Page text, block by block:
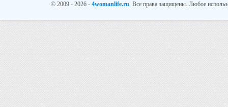
© 2009 - 2026 -4womanlife.ru. Все права защищены. Любое